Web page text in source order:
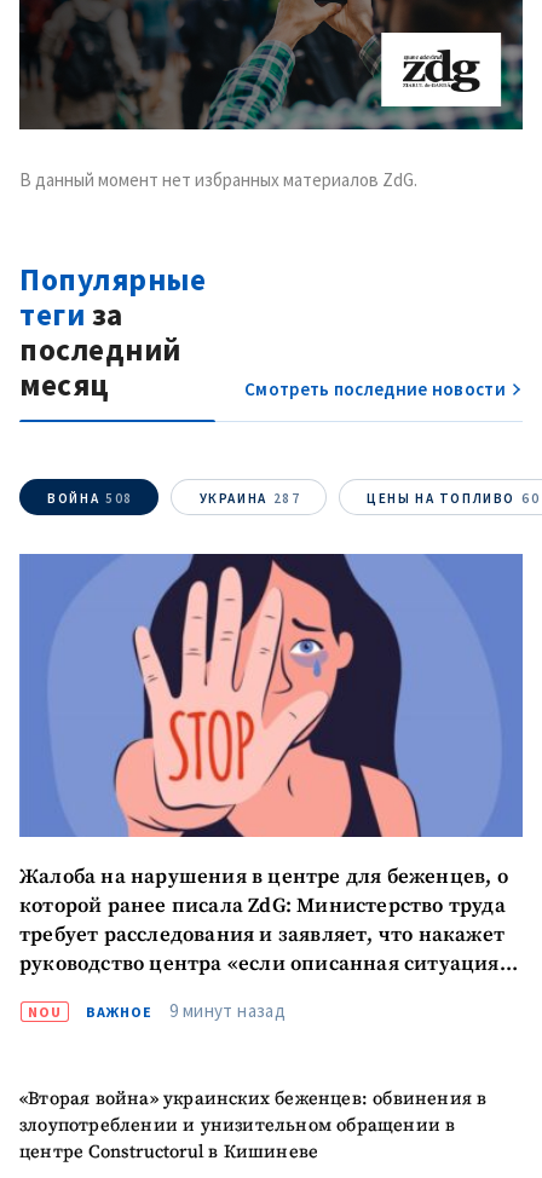
В данный момент нет избранных материалов ZdG.
Популярные
теги за
последний
месяц
Смотреть последние новости
ВОЙНА 508 УКРАИНА 287 ЦЕНЫ НА ТОПЛИВО 60
Жалоба на нарушения в центре для беженцев, о
которой ранее писала ZdG: Министерство труда
требует расследования и заявляет, что накажет
руководство центра «если описанная ситуация
NOU ВАЖНОЕ 9 минут назад
«Вторая война» украинских беженцев: обвинения в
злоупотреблении и унизительном обращении в
центре Constructorul в Кишиневе